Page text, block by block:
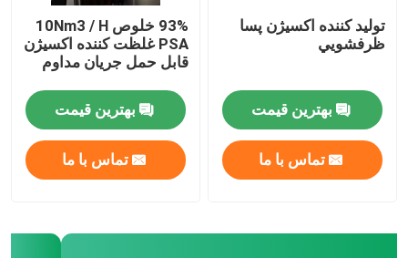
خانه
توليد كننده اکسيژن پسا
ظرفشويي
بهترین قیمت
تماس با ما
93% خلوص 10Nm3 / H
PSA غلظت کننده اکسیژن
قابل حمل جریان مداوم
بهترین قیمت
تماس با ما